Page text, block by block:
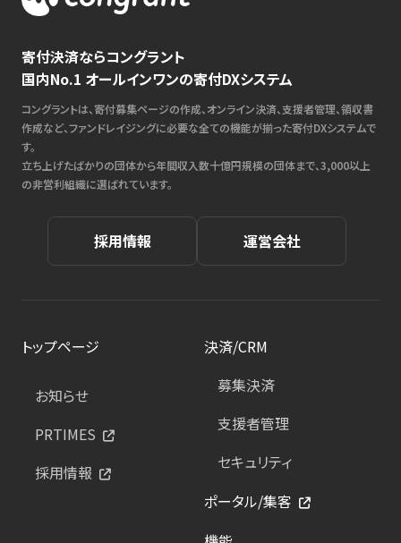
寄付決済ならコングラント
国内No.1 オールインワンの寄付DXシステム
コングラントは、寄付募集ページの作成、オンライン決済、支援者管理、領収書
作成など、ファンドレイジングに必要な全ての機能が揃った寄付DXシステムで
す。
立ち上げたばかりの団体から年間収入数十億円規模の団体まで、3,000以上
の非営利組織に選ばれています。
採用情報 運営会社
トップページ
お知らせ
PRTIMES
採用情報
決済/CRM
募集決済
支援者管理
セキュリティ
ポータル/集客